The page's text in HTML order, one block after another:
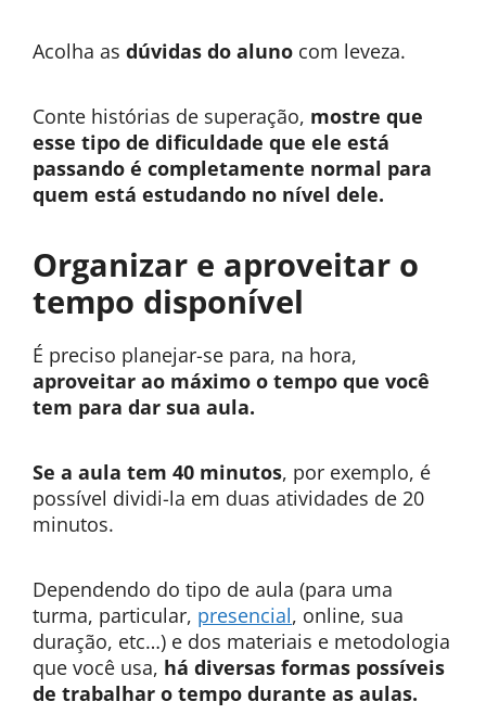
Acolha as dúvidas do aluno com leveza.
Conte histórias de superação, mostre que
esse tipo de dificuldade que ele está
passando é completamente normal para
quem está estudando no nível dele.
Organizar e aproveitar o
tempo disponível
É preciso planejar-se para, na hora,
aproveitar ao máximo o tempo que você
tem para dar sua aula.
Se a aula tem 40 minutos, por exemplo, é
possível dividi-la em duas atividades de 20
minutos.
Dependendo do tipo de aula (para uma
turma, particular, presencial, online, sua
duração, etc…) e dos materiais e metodologia
que você usa, há diversas formas possíveis
de trabalhar o tempo durante as aulas.